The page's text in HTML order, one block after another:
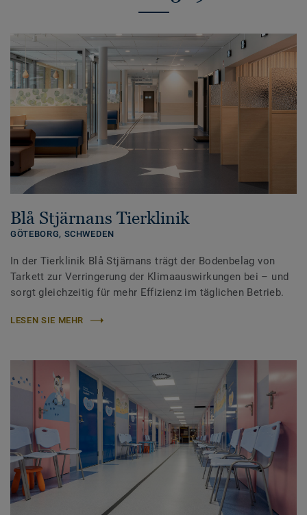
Blå Stjärnans Tierklinik
GÖTEBORG, SCHWEDEN
In der Tierklinik Blå Stjärnans trägt der Bodenbelag von
Tarkett zur Verringerung der Klimaauswirkungen bei – und
sorgt gleichzeitig für mehr Effizienz im täglichen Betrieb.
LESEN SIE MEHR